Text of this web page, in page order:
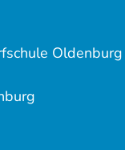
Oldenburg